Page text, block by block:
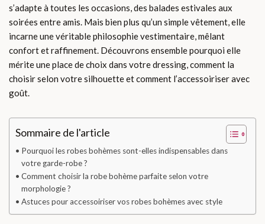
s’adapte à toutes les occasions, des balades estivales aux
soirées entre amis. Mais bien plus qu’un simple vêtement, elle
incarne une véritable philosophie vestimentaire, mêlant
confort et raffinement. Découvrons ensemble pourquoi elle
mérite une place de choix dans votre dressing, comment la
choisir selon votre silhouette et comment l’accessoiriser avec
goût.
Sommaire de l'article
Pourquoi les robes bohèmes sont-elles indispensables dans
votre garde-robe ?
Comment choisir la robe bohème parfaite selon votre
morphologie ?
Astuces pour accessoiriser vos robes bohèmes avec style